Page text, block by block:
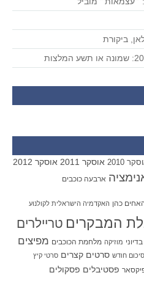
ביקורת
2010 אוסקר 2011 אוסקר 2012
ארבעה כוכבים
כהן האקדמיה הישראלית לקולנוע
המבקרים טריילרים
מוזיקה מלחמת הכוכבים מפיצים
סיכום חודש סרטים קצרים סרטי קיץ
פסטיבלים פסקולים